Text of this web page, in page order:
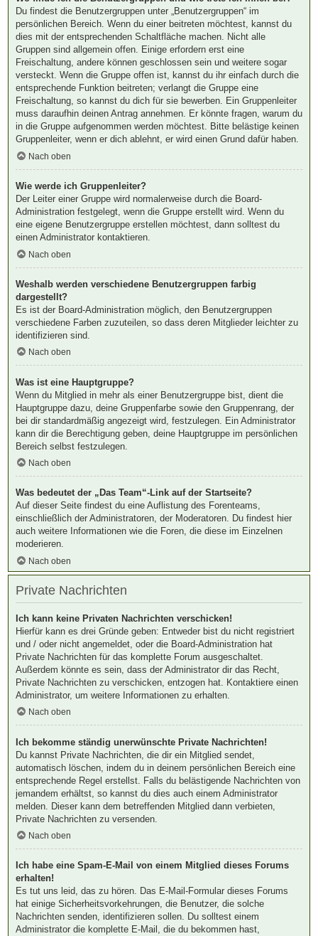
Du findest die Benutzergruppen unter „Benutzergruppen“ im
persönlichen Bereich. Wenn du einer beitreten möchtest, kannst du
dies mit der entsprechenden Schaltfläche machen. Nicht alle
Gruppen sind allgemein offen. Einige erfordern erst eine
Freischaltung, andere können geschlossen sein und weitere sogar
versteckt. Wenn die Gruppe offen ist, kannst du ihr einfach durch die
entsprechende Funktion beitreten; verlangt die Gruppe eine
Freischaltung, so kannst du dich für sie bewerben. Ein Gruppenleiter
muss daraufhin deinen Antrag annehmen. Er könnte fragen, warum du
in die Gruppe aufgenommen werden möchtest. Bitte belästige keinen
Gruppenleiter, wenn er dich ablehnt, er wird einen Grund dafür haben.
Nach oben
Wie werde ich Gruppenleiter?
Der Leiter einer Gruppe wird normalerweise durch die Board-
Administration festgelegt, wenn die Gruppe erstellt wird. Wenn du
eine eigene Benutzergruppe erstellen möchtest, dann solltest du
einen Administrator kontaktieren.
Nach oben
Weshalb werden verschiedene Benutzergruppen farbig
dargestellt?
Es ist der Board-Administration möglich, den Benutzergruppen
verschiedene Farben zuzuteilen, so dass deren Mitglieder leichter zu
identifizieren sind.
Nach oben
Was ist eine Hauptgruppe?
Wenn du Mitglied in mehr als einer Benutzergruppe bist, dient die
Hauptgruppe dazu, deine Gruppenfarbe sowie den Gruppenrang, der
bei dir standardmäßig angezeigt wird, festzulegen. Ein Administrator
kann dir die Berechtigung geben, deine Hauptgruppe im persönlichen
Bereich selbst festzulegen.
Nach oben
Was bedeutet der „Das Team“-Link auf der Startseite?
Auf dieser Seite findest du eine Auflistung des Forenteams,
einschließlich der Administratoren, der Moderatoren. Du findest hier
auch weitere Informationen wie die Foren, die diese im Einzelnen
moderieren.
Nach oben
Private Nachrichten
Ich kann keine Privaten Nachrichten verschicken!
Hierfür kann es drei Gründe geben: Entweder bist du nicht registriert
und / oder nicht angemeldet, oder die Board-Administration hat
Private Nachrichten für das komplette Forum ausgeschaltet.
Außerdem könnte es sein, dass der Administrator dir das Recht,
Private Nachrichten zu verschicken, entzogen hat. Kontaktiere einen
Administrator, um weitere Informationen zu erhalten.
Nach oben
Ich bekomme ständig unerwünschte Private Nachrichten!
Du kannst Private Nachrichten, die dir ein Mitglied sendet,
automatisch löschen, indem du in deinem persönlichen Bereich eine
entsprechende Regel erstellst. Falls du belästigende Nachrichten von
jemandem erhältst, so kannst du dies auch einem Administrator
melden. Dieser kann dem betreffenden Mitglied dann verbieten,
Private Nachrichten zu versenden.
Nach oben
Ich habe eine Spam-E-Mail von einem Mitglied dieses Forums
erhalten!
Es tut uns leid, das zu hören. Das E-Mail-Formular dieses Forums
hat einige Sicherheitsvorkehrungen, die Benutzer, die solche
Nachrichten senden, identifizieren sollen. Du solltest einem
Administrator die komplette E-Mail, die du bekommen hast,